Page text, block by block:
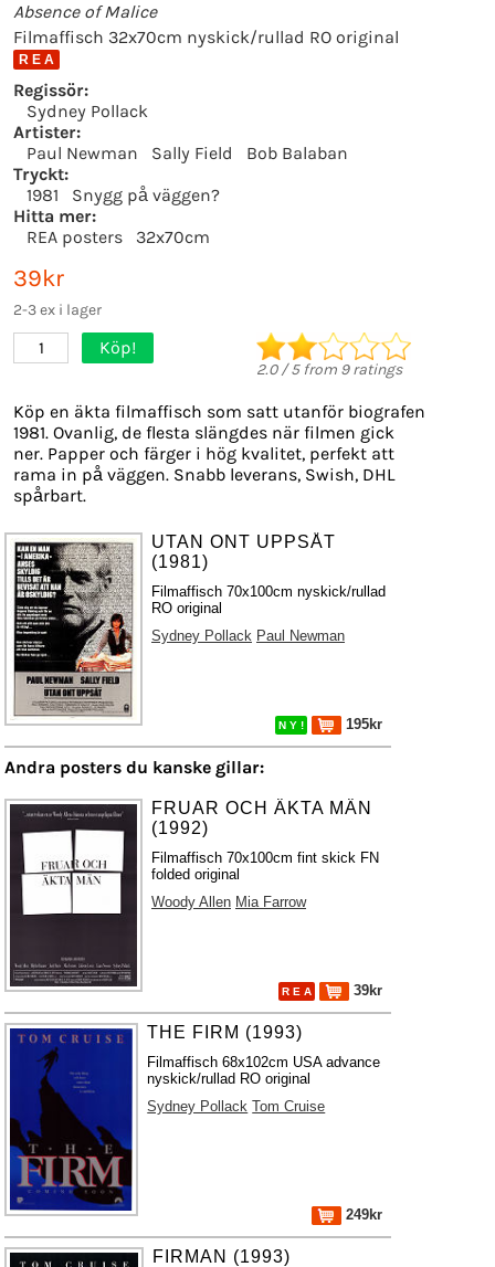
Absence of Malice
Filmaffisch 32x70cm nyskick/rullad RO original
R E A
Regissör:
Sydney Pollack
Artister:
Paul Newman
Sally Field
Bob Balaban
Tryckt:
1981
Snygg på väggen?
Hitta mer:
REA posters
32x70cm
39kr
2-3 ex i lager
1 Köp!
2.0/5from 9ratings
Köp en äkta filmaffisch som satt utanför biografen
1981. Ovanlig, de flesta slängdes när filmen gick
ner. Papper och färger i hög kvalitet, perfekt att
rama in på väggen. Snabb leverans, Swish, DHL
spårbart.
UTAN ONT UPPSÅT
(1981)
Filmaffisch 70x100cm nyskick/rullad
RO original
Sydney Pollack Paul Newman
N Y ! 195kr
Andra posters du kanske gillar:
FRUAR OCH ÄKTA MÄN
(1992)
Filmaffisch 70x100cm fint skick FN
folded original
Woody Allen Mia Farrow
R E A 39kr
THE FIRM (1993)
Filmaffisch 68x102cm USA advance
nyskick/rullad RO original
Sydney Pollack Tom Cruise
249kr
FIRMAN (1993)